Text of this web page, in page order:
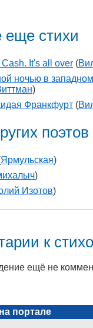
еще стихи
It's all over (
ночью в
)
Франкфурт (
поэтов
Ярмульская)
)
Изотов)
к
ещё не
портале